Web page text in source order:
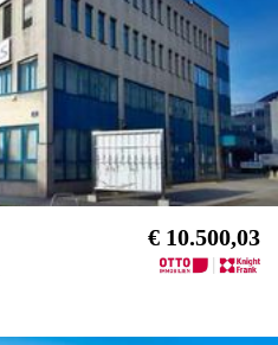
€ 10.500,03